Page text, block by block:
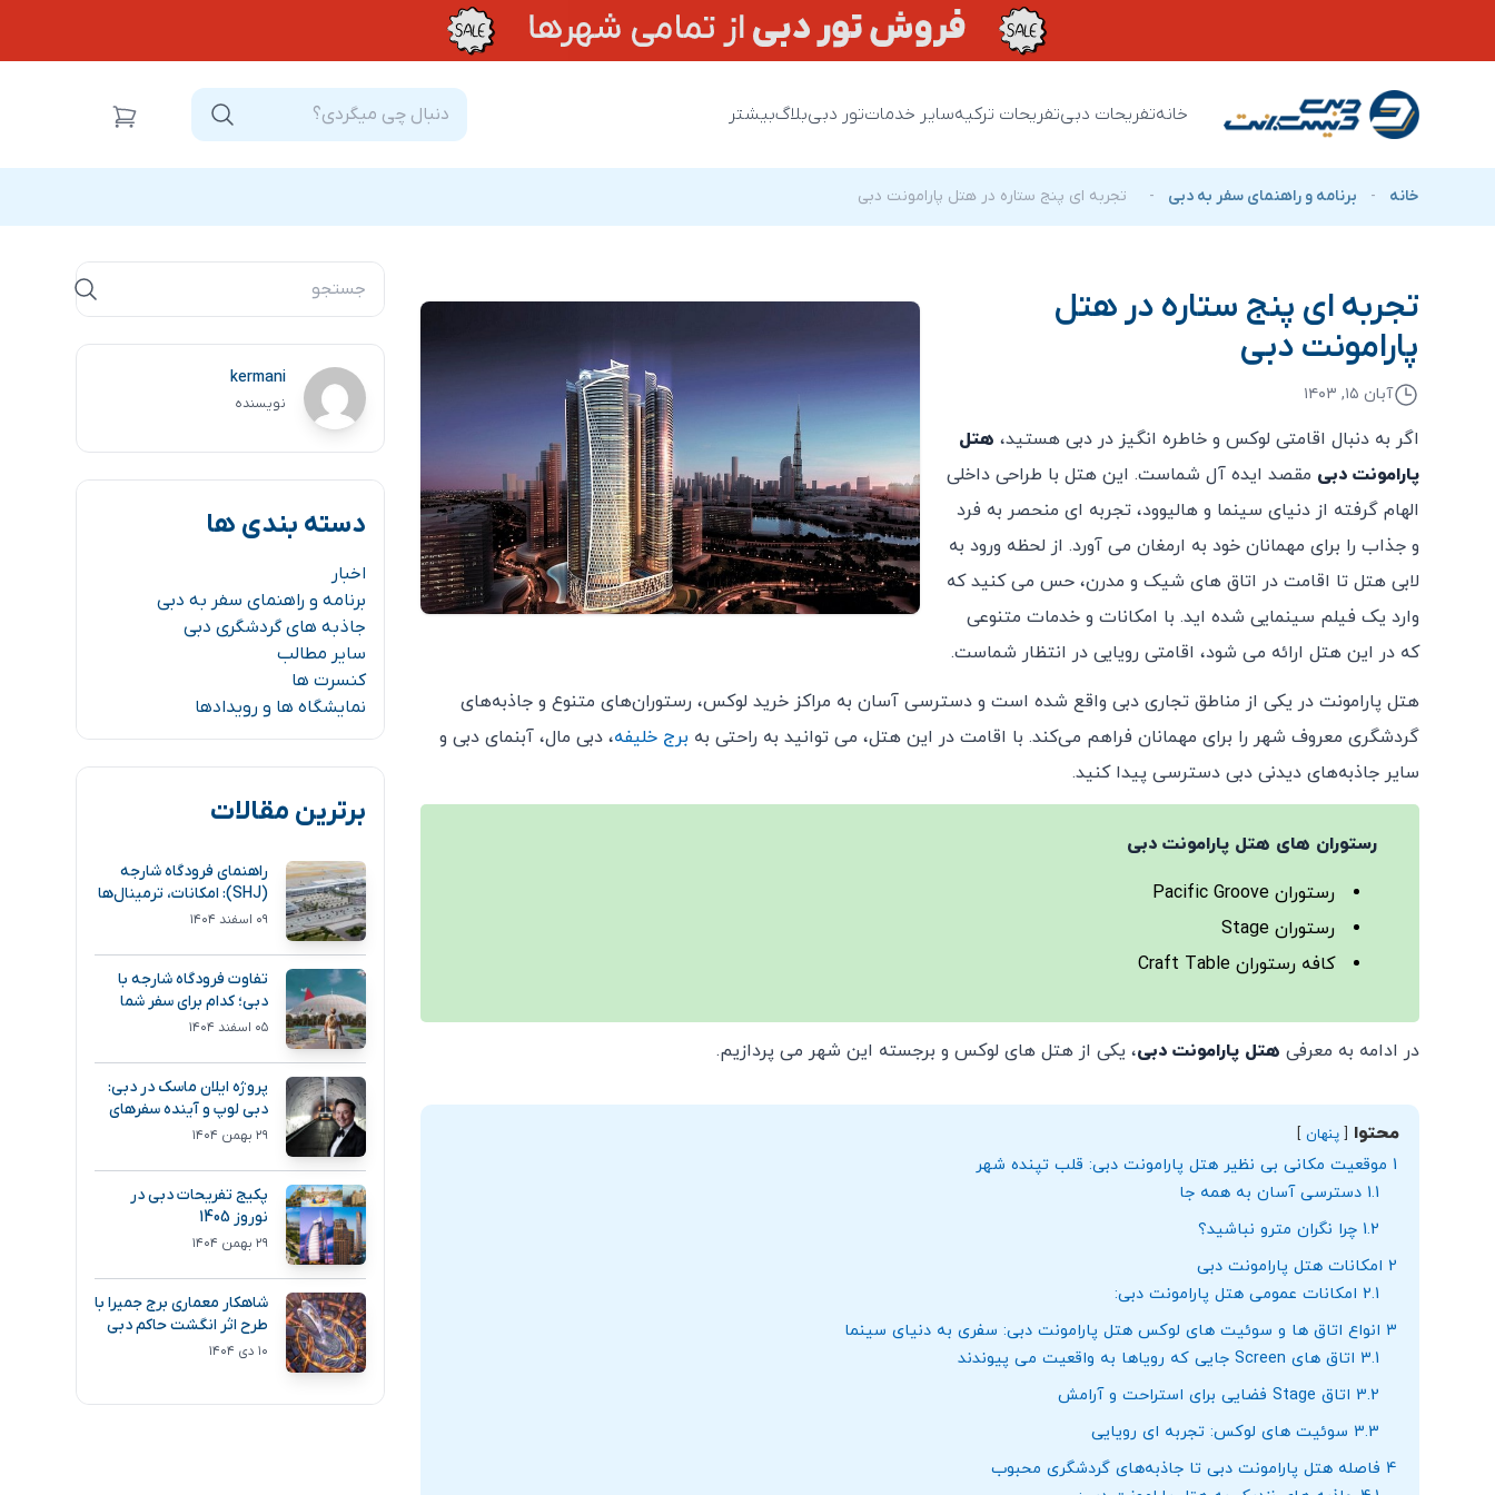
خانهتفریحات دبیتفریحات ترکیهسایر خدماتتور دبیبلاگبیشتر
خانه - برنامه و راهنمای سفر به دبی - تجربه ‌ای پنج ستاره‌ در هتل پارامونت دبی
تجربه ‌ای پنج ستاره‌ در هتل
پارامونت دبی
آبان ۱۵, ۱۴۰۳
اگر به دنبال اقامتی لوکس و خاطره ‌انگیز در دبی هستید، هتل
پارامونت دبی مقصد ایده ‌آل شماست. این هتل با طراحی داخلی
الهام گرفته از دنیای سینما و هالیوود، تجربه‌ ای منحصر به فرد
و جذاب را برای مهمانان خود به ارمغان می ‌آورد. از لحظه ورود به
لابی هتل تا اقامت در اتاق ‌های شیک و مدرن، حس می‌ کنید که
وارد یک فیلم سینمایی شده‌ اید. با امکانات و خدمات متنوعی
که در این هتل ارائه می ‌شود، اقامتی رویایی در انتظار شماست.
هتل پارامونت در یکی از مناطق تجاری دبی واقع شده است و دسترسی آسان به مراکز خرید لوکس، رستوران‌های متنوع و جاذبه‌های
گردشگری معروف شهر را برای مهمانان فراهم می‌کند. با اقامت در این هتل، می‌ توانید به راحتی به برج خلیفه، دبی مال، آبنمای دبی و
سایر جاذبه‌های دیدنی دبی دسترسی پیدا کنید.
رستوران‌ های هتل پارامونت دبی
رستوران Pacific Groove
رستوران Stage
کافه رستوران Craft Table
در ادامه به معرفی هتل پارامونت دبی، یکی از هتل‌ های لوکس و برجسته این شهر می ‌پردازیم.
محتوا پنهان
1 موقعیت مکانی بی‌ نظیر هتل پارامونت دبی: قلب تپنده‌ شهر
1.1 دسترسی آسان به همه جا
1.2 چرا نگران مترو نباشید؟
2 امکانات هتل پارامونت دبی
2.1 امکانات عمومی هتل پارامونت دبی:
3 انواع اتاق ‌ها و سوئیت ‌های لوکس هتل پارامونت دبی: سفری به دنیای سینما
3.1 اتاق‌ های Screen جایی که رویاها به واقعیت می‌ پیوندند
3.2 اتاق Stage فضایی برای استراحت و آرامش
3.3 سوئیت‌ های لوکس: تجربه ‌ای رویایی
4 فاصله هتل پارامونت دبی تا جاذبه‌های گردشگری محبوب
kermani
نویسنده
دسته بندی ها
اخبار
برنامه و راهنمای سفر به دبی
جاذبه های گردشگری دبی
سایر مطالب
کنسرت ها
نمایشگاه ها و رویدادها
برترین مقالات
راهنمای فرودگاه شارجه
(SHJ): امکانات، ترمینال‌ها
و مسیر دسترسی
۰۹ اسفند ۱۴۰۴
تفاوت فرودگاه شارجه با
دبی؛ کدام برای سفر شما
انتخاب بهتری است؟
۰۵ اسفند ۱۴۰۴
پروژه ایلان ماسک در دبی:
دبی لوپ و آینده سفرهای
فوق سریع
۲۹ بهمن ۱۴۰۴
پکیج تفریحات دبی در
نوروز 1405
۲۹ بهمن ۱۴۰۴
شاهکار معماری برج جمیرا با
طرح اثر انگشت حاکم دبی
۱۰ دی ۱۴۰۴